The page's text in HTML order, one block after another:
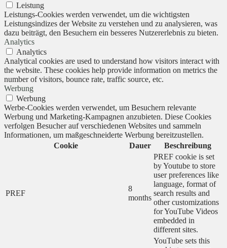
Leistung
Leistungs-Cookies werden verwendet, um die wichtigsten
Leistungsindizes der Website zu verstehen und zu analysieren, was
dazu beiträgt, den Besuchern ein besseres Nutzererlebnis zu bieten.
Analytics
Analytics
Analytical cookies are used to understand how visitors interact with
the website. These cookies help provide information on metrics the
number of visitors, bounce rate, traffic source, etc.
Werbung
Werbung
Werbe-Cookies werden verwendet, um Besuchern relevante
Werbung und Marketing-Kampagnen anzubieten. Diese Cookies
verfolgen Besucher auf verschiedenen Websites und sammeln
Informationen, um maßgeschneiderte Werbung bereitzustellen.
Cookie
Dauer Beschreibung
PREF
8
months
PREF cookie is set
by Youtube to store
user preferences like
language, format of
search results and
other customizations
for YouTube Videos
embedded in
different sites.
YouTube sets this